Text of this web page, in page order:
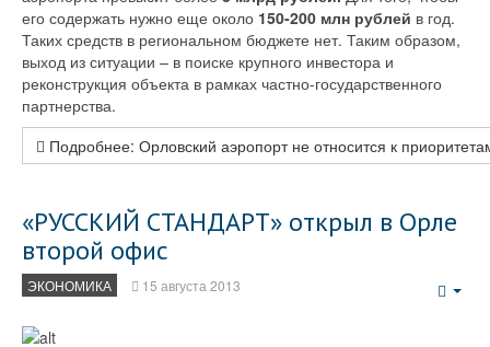
его содержать нужно еще около 150-200 млн рублей в год.
Таких средств в региональном бюджете нет. Таким образом,
выход из ситуации – в поиске крупного инвестора и
реконструкция объекта в рамках частно-государственного
партнерства.
Подробнее: Орловский аэропорт не относится к
«РУССКИЙ СТАНДАРТ» открыл в Орле
второй офис
ЭКОНОМИКА 15 августа 2013